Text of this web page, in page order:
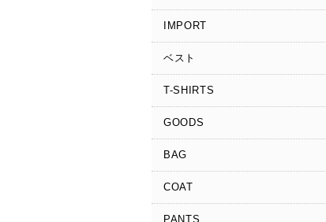
IMPORT
ベスト
T-SHIRTS
GOODS
BAG
COAT
PANTS